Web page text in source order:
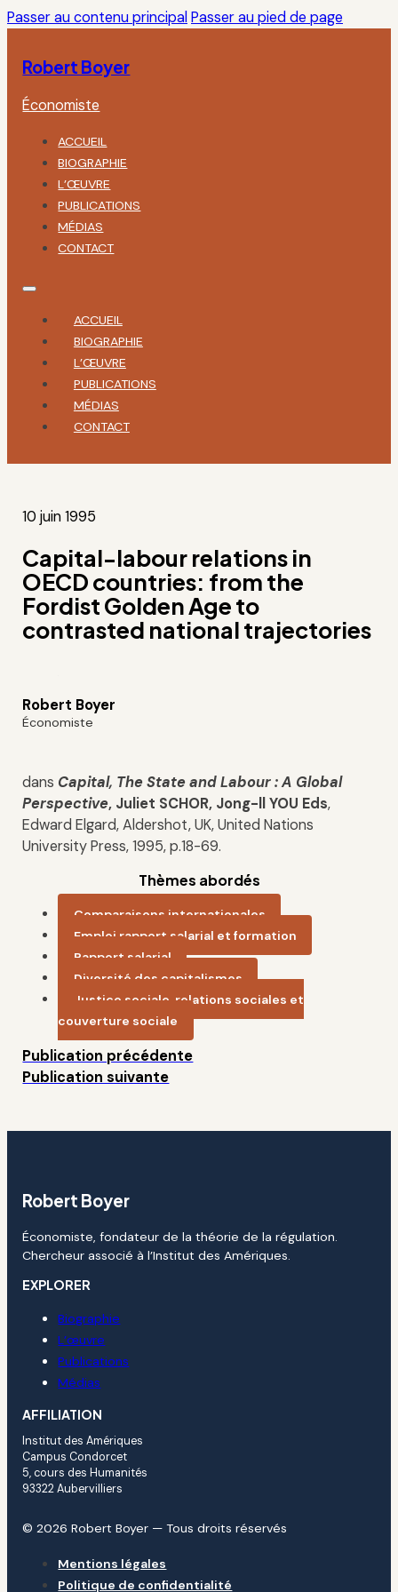
Passer au contenu principal Passer au pied de page
Robert Boyer
Économiste
ACCUEIL
BIOGRAPHIE
L’ŒUVRE
PUBLICATIONS
MÉDIAS
CONTACT
ACCUEIL
BIOGRAPHIE
L’ŒUVRE
PUBLICATIONS
MÉDIAS
CONTACT
10 juin 1995
Capital-labour relations in
OECD countries: from the
Fordist Golden Age to
contrasted national trajectories
Robert Boyer
Économiste
dans Capital, The State and Labour : A Global
Perspective, Juliet SCHOR, Jong-ll YOU Eds,
Edward Elgard, Aldershot, UK, United Nations
University Press, 1995, p.18-69.
Thèmes abordés
Comparaisons internationales
Emploi,rapport salarial et formation
Rapport salarial
Diversité des capitalismes
Justice sociale, relations sociales et
couverture sociale
Publication précédente
Publication suivante
Robert Boyer
Économiste, fondateur de la théorie de la régulation.
Chercheur associé à l’Institut des Amériques.
EXPLORER
Biographie
L’œuvre
Publications
Médias
AFFILIATION
Institut des Amériques
Campus Condorcet
5, cours des Humanités
93322 Aubervilliers
© 2026 Robert Boyer — Tous droits réservés
Mentions légales
Politique de confidentialité